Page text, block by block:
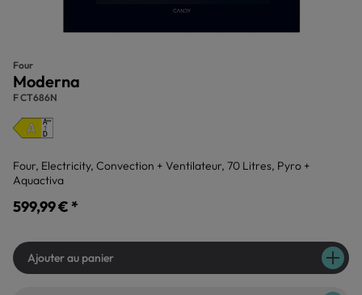
Four
Moderna
F CT686N
Four, Electricity, Convection + Ventilateur, 70 Litres, Pyro +
Aquactiva
599,99 € *
Ajouter au panier